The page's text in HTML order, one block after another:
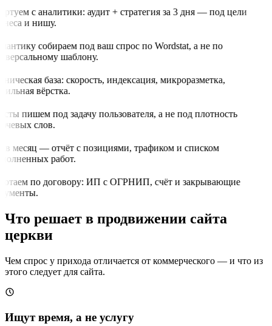
с аналитики: аудит + стратегия за 3 дня — под цели
и нишу.
собираем под ваш спрос по Wordstat, а не по
шаблону.
база: скорость, индексация, микроразметка,
вёрстка.
пишем под задачу пользователя, а не под плотность
слов.
в месяц — отчёт с позициями, трафиком и списком
работ.
по договору: ИП с ОГРНИП, счёт и закрывающие
Что решает в продвижении сайта
церкви
Чем спрос у прихода отличается от коммерческого — и что из
этого следует для сайта.
Ищут время, а не услугу